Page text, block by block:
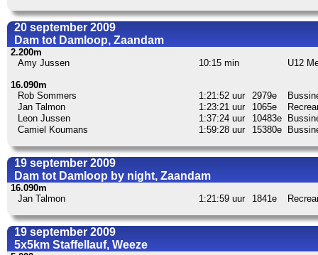
20 september 2009
Dam tot Damloop, Zaandam
2.200m
Amy Jussen
10:15 min U12
16.090m
Rob Sommers
1:21:52 uur 2979e
Jan Talmon
1:23:21 uur 1065e
Leon Jussen
1:37:24 uur 10483e
Camiel Koumans
1:59:28 uur 15380e
19 september 2009
Dam tot Damloop by night, Zaandam
16.090m
Jan Talmon
1:21:59 uur 1841e
19 september 2009
5x5km Staffellauf, Weeze